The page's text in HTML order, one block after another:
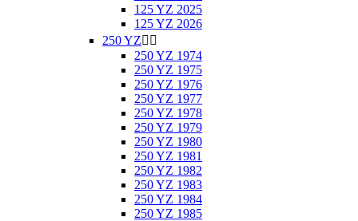
125 YZ 2025
125 YZ 2026
250 YZ 
250 YZ 1974
250 YZ 1975
250 YZ 1976
250 YZ 1977
250 YZ 1978
250 YZ 1979
250 YZ 1980
250 YZ 1981
250 YZ 1982
250 YZ 1983
250 YZ 1984
250 YZ 1985